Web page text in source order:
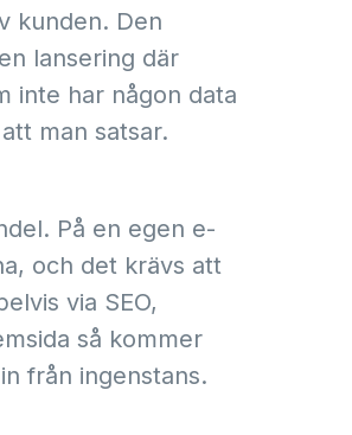
kunden. Den
lansering där
inte har någon data
man satsar.
På en egen e-
och det krävs att
via SEO,
så kommer
från ingenstans.